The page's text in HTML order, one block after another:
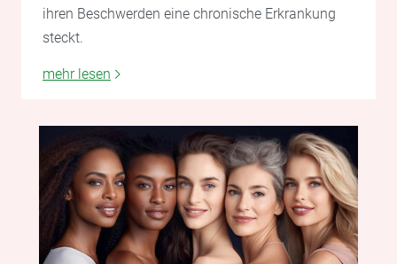
ihren Beschwerden eine chronische Erkrankung
steckt.
mehr lesen